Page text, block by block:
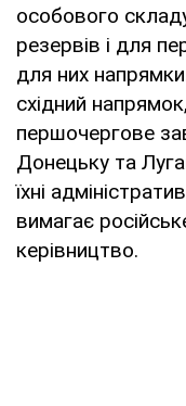
особового
резервів і для
для них
східний
першочергове
Донецьку та
їхні
вимагає
керівництво.